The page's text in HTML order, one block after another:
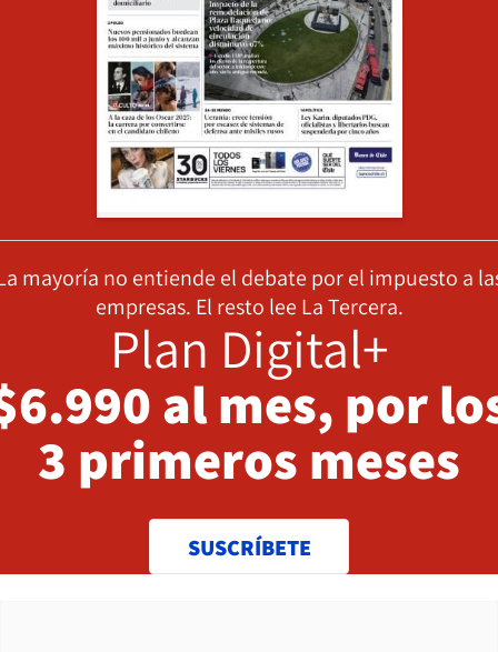
mayoría no entiende el debate por el impuesto a
empresas. El resto lee La Tercera.
Plan Digital+
al mes, por
3 primeros meses
SUSCRÍBETE